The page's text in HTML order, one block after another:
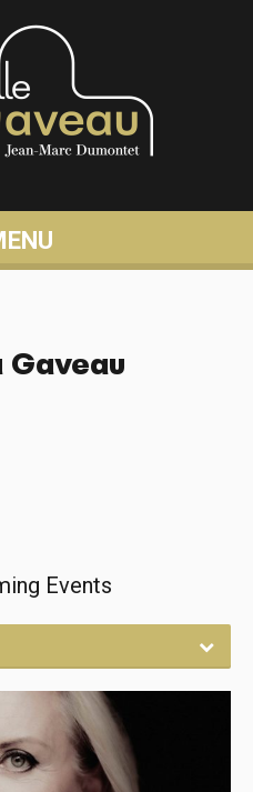
Gaveau
Events